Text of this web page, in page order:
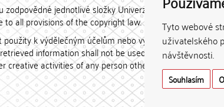
Tyto webové
uživatelského
návštěvnosti.
Souhlasím
jednotlivé složky Univerzity Karlovy. / Each
all provisions of the copyright law.
k výdělečným účelům nebo vydávány za studijní,
information shall not be used for any commercial
creative activities of any person other than the author.